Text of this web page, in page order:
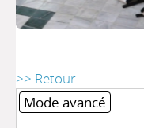
>> Retour
Mode avancé